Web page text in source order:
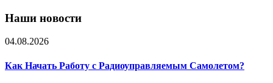
Наши новости
04.08.2026
Как Начать Работу с Радиоуправляемым Самолетом?